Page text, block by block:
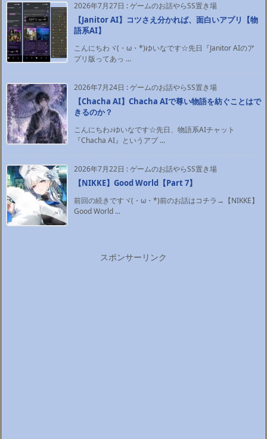
2026年7月27日 :ゲームのお話やらSS置き場
【Janitor AI】コツさえ分かれば、面白いアプリ【物
語系AI】
こんにちわヾ(・ω・*)ゆいなです☆先日『Janitor AIのア
プリ版ってあっ ...
2026年7月24日 :ゲームのお話やらSS置き場
【Chacha AI】Chacha AIで尊い物語を紡ぐことはで
きるのか？
こんにちわ♪ゆいなです☆先日、物語系AIチャット
『Chacha AI』というアプ ...
2026年7月22日 :ゲームのお話やらSS置き場
【NIKKE】Good World【Part 7】
前回の続きですヾ(・ω・*)前のお話はコチラ→【NIKKE】
Good World ...
スポンサーリンク